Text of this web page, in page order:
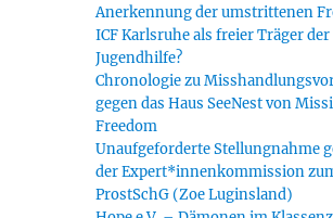
Anerkennung der umstrittenen
ICF Karlsruhe als freier Träger der
Jugendhilfe?
Chronologie zu
gegen das Haus SeeNest von
Freedom
Unaufgeforderte Stellungnahme
der Expert*innenkommission
ProstSchG (Zoe Luginsland)